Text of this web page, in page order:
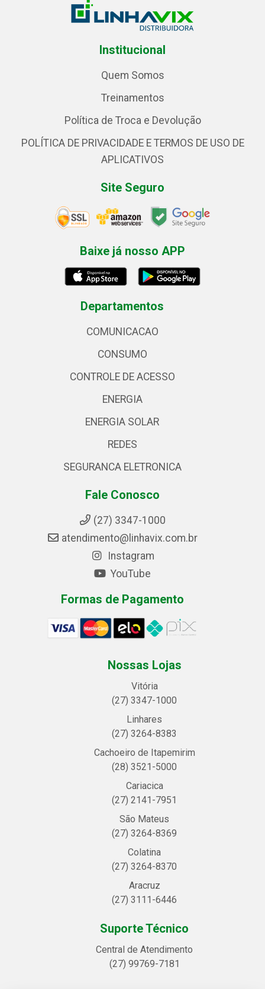
Institucional
Quem Somos
Treinamentos
Política de Troca e Devolução
POLÍTICA DE PRIVACIDADE E TERMOS DE USO DE
APLICATIVOS
Site Seguro
Baixe já nosso APP
Departamentos
COMUNICACAO
CONSUMO
CONTROLE DE ACESSO
ENERGIA
ENERGIA SOLAR
REDES
SEGURANCA ELETRONICA
Fale Conosco
(27) 3347-1000
atendimento@linhavix.com.br
Instagram
YouTube
Formas de Pagamento
Nossas Lojas
Vitória
(27) 3347-1000
Linhares
(27) 3264-8383
Cachoeiro de Itapemirim
(28) 3521-5000
Cariacica
(27) 2141-7951
São Mateus
(27) 3264-8369
Colatina
(27) 3264-8370
Aracruz
(27) 3111-6446
Suporte Técnico
Central de Atendimento
(27) 99769-7181